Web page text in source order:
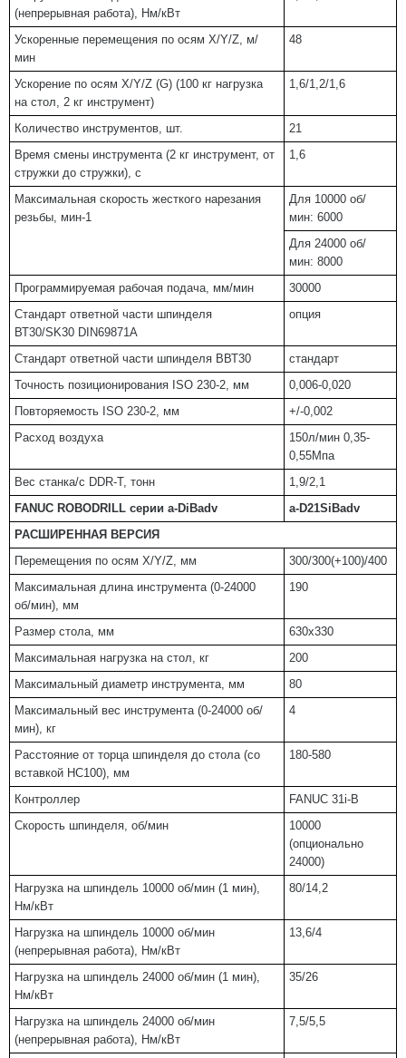
(непрерывная работа), Нм/кВт
Ускоренные перемещения по осям X/Y/Z, м/
мин
48
Ускорение по осям X/Y/Z (G) (100 кг нагрузка
на стол, 2 кг инструмент)
1,6/1,2/1,6
Количество инструментов, шт.
21
Время смены инструмента (2 кг инструмент, от
стружки до стружки), с
1,6
Максимальная скорость жесткого нарезания
резьбы, мин-1
Для 10000 об/
мин: 6000
Для 24000 об/
мин: 8000
Программируемая рабочая подача, мм/мин
30000
Стандарт ответной части шпинделя
ВТ30/SK30 DIN69871A
опция
Стандарт ответной части шпинделя ВВТ30
стандарт
Точность позиционирования ISO 230-2, мм
0,006-0,020
Повторяемость ISO 230-2, мм
+/-0,002
Расход воздуха
150л/мин 0,35-
0,55Мпа
Вес станка/с DDR-T, тонн
1,9/2,1
FANUC ROBODRILL серии a-DiBadv
a-D21SiBadv
РАСШИРЕННАЯ ВЕРСИЯ
Перемещения по осям X/Y/Z, мм
300/300(+100)/400
Максимальная длина инструмента (0-24000
об/мин), мм
190
Размер стола, мм
630х330
Максимальная нагрузка на стол, кг
200
Максимальный диаметр инструмента, мм
80
Максимальный вес инструмента (0-24000 об/
мин), кг
4
Расстояние от торца шпинделя до стола (со
вставкой НС100), мм
180-580
Контроллер
FANUC 31i-B
Скорость шпинделя, об/мин
10000
(опционально
24000)
Нагрузка на шпиндель 10000 об/мин (1 мин),
Нм/кВт
80/14,2
Нагрузка на шпиндель 10000 об/мин
(непрерывная работа), Нм/кВт
13,6/4
Нагрузка на шпиндель 24000 об/мин (1 мин),
Нм/кВт
35/26
Нагрузка на шпиндель 24000 об/мин
(непрерывная работа), Нм/кВт
7,5/5,5